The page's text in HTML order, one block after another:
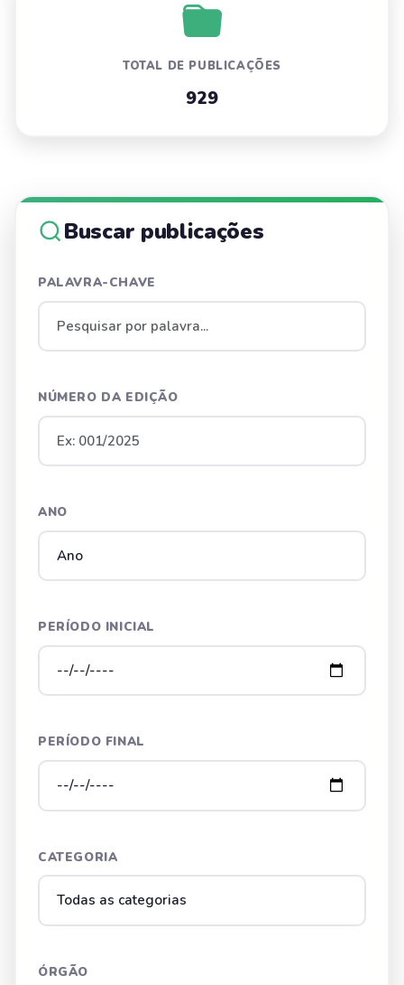
TOTAL DE PUBLICAÇÕES
929
Buscar publicações
PALAVRA-CHAVE
NÚMERO DA EDIÇÃO
ANO
PERÍODO INICIAL
PERÍODO FINAL
CATEGORIA
ÓRGÃO